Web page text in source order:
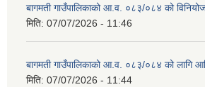
बागमती गाउँपालिकाको आ.व. ०८३/०८४ को
मिति: 07/07/2026 - 11:46
बागमती गाउँपालिकाको आ.व. ०८३/०८४ को लागि
मिति: 07/07/2026 - 11:44